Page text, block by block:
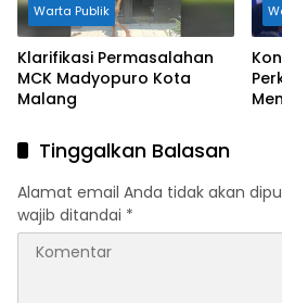
Warta Publik
Klarifikasi Permasalahan
MCK Madyopuro Kota
Malang
Tinggalkan Balasan
Alamat email Anda tidak akan
wajib ditandai *